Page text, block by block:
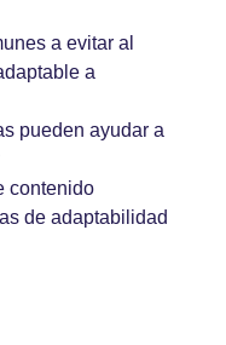
a evitar al
a
pueden ayudar a
contenido
de adaptabilidad